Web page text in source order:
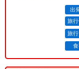
出
旅
旅